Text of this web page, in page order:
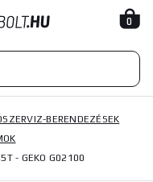
0
BERENDEZÉSEK
- GEKO G02100